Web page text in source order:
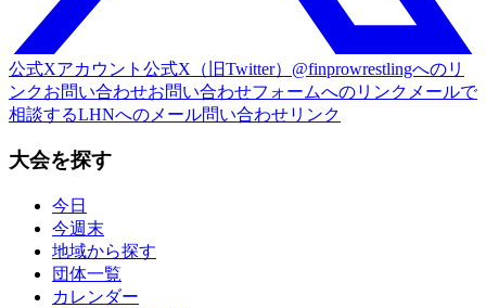
公式Xアカウント 公式X（旧Twitter）@finprowrestlingへのリ
ンクお問い合わせお問い合わせフォームへのリンク メールで
相談するLHNへのメール問い合わせリンク
大会を探す
今日
今週末
地域から探す
団体一覧
カレンダー